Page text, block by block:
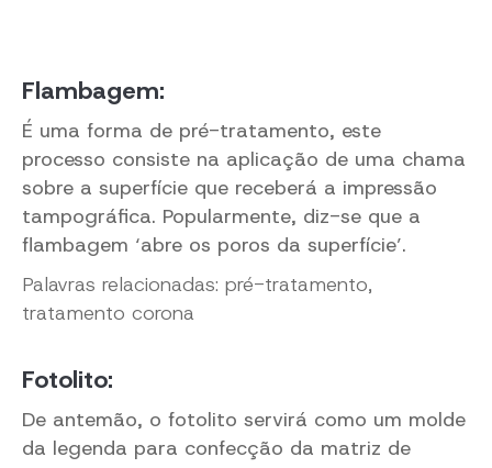
Flambagem:
É uma forma de pré-tratamento, este
processo consiste na aplicação de uma chama
sobre a superfície que receberá a impressão
tampográfica. Popularmente, diz-se que a
flambagem ‘abre os poros da superfície’.
Palavras relacionadas: pré-tratamento,
tratamento corona
Fotolito:
De antemão, o fotolito servirá como um molde
da legenda para confecção da matriz de